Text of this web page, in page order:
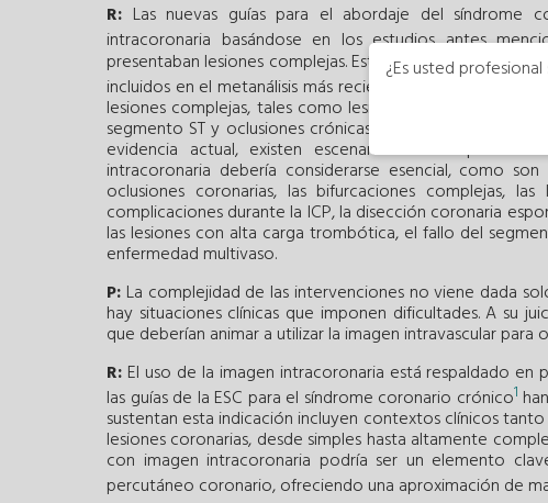
R: Las nuevas guías para el abordaje del síndrome
intracoronaria basándose en los estudios antes
presentaban lesiones complejas. Esto representa
incluidos en el metanálisis más reciente
5
lesiones complejas, tales como lesiones largas,
segmento ST y oclusiones crónicas totales, además de
evidencia actual, existen escenarios —más que
intracoronaria debería considerarse esencial, como
oclusiones coronarias, las bifurcaciones complejas,
complicaciones durante la ICP, la disección coronaria
las lesiones con alta carga trombótica, el fallo del
enfermedad multivaso.
P: La complejidad de las intervenciones no viene dada
hay situaciones clínicas que imponen dificultades. A su
que deberían animar a utilizar la imagen intravascular
R: El uso de la imagen intracoronaria está respaldado
las guías de la ESC para el síndrome coronario crónico1
sustentan esta indicación incluyen contextos clínicos
lesiones coronarias, desde simples hasta altamente
con imagen intracoronaria podría ser un elemento
percutáneo coronario, ofreciendo una aproximación de
¿Es usted